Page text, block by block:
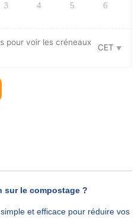
3 4 5 6
pour voir les créneaux
CET
sur le compostage ?
et efficace pour réduire vos